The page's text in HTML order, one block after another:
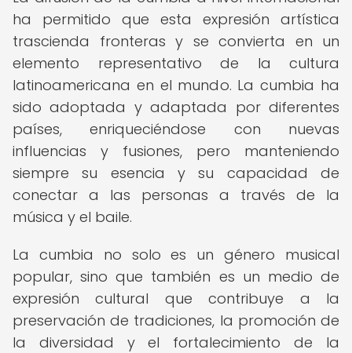
ha permitido que esta expresión artística
trascienda fronteras y se convierta en un
elemento representativo de la cultura
latinoamericana en el mundo. La cumbia ha
sido adoptada y adaptada por diferentes
países, enriqueciéndose con nuevas
influencias y fusiones, pero manteniendo
siempre su esencia y su capacidad de
conectar a las personas a través de la
música y el baile.
La cumbia no solo es un género musical
popular, sino que también es un medio de
expresión cultural que contribuye a la
preservación de tradiciones, la promoción de
la diversidad y el fortalecimiento de la